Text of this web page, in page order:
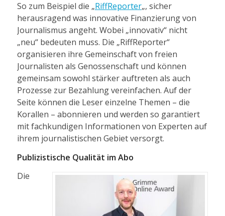
So zum Beispiel die „RiffReporter„, sicher
herausragend was innovative Finanzierung von
Journalismus angeht. Wobei „innovativ“ nicht
„neu“ bedeuten muss. Die „RiffReporter“
organisieren ihre Gemeinschaft von freien
Journalisten als Genossenschaft und können
gemeinsam sowohl stärker auftreten als auch
Prozesse zur Bezahlung vereinfachen. Auf der
Seite können die Leser einzelne Themen – die
Korallen – abonnieren und werden so garantiert
mit fachkundigen Informationen von Experten auf
ihrem journalistischen Gebiet versorgt.
Publizistische Qualität im Abo
Die